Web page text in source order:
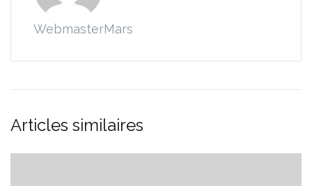
WebmasterMars
Articles similaires